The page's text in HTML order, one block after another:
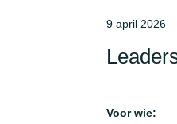
9 april 2026
Voor wie: